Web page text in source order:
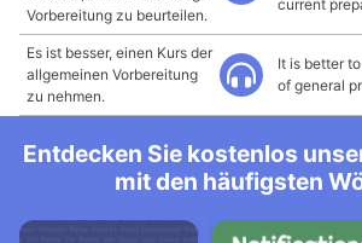
Vorbereitung zu beurteilen.
current
Es ist besser, einen Kurs der
allgemeinen Vorbereitung
zu nehmen.
It is better
of general
Entdecken Sie kostenlos
mit den häufigsten